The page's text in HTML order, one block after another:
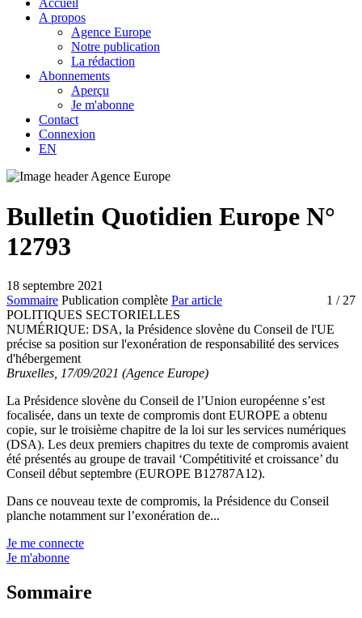
Accueil
A propos
Agence Europe
Notre publication
La rédaction
Abonnements
Aperçu
Je m'abonne
Contact
Connexion
EN
Bulletin Quotidien Europe N°
12793
18 septembre 2021
Sommaire Publication complète Par article 1 / 27
POLITIQUES SECTORIELLES
NUMÉRIQUE: DSA, la Présidence slovène du Conseil de l'UE
précise sa position sur l'exonération de responsabilité des services
d'hébergement
Bruxelles, 17/09/2021 (Agence Europe)
La Présidence slovène du Conseil de l’Union européenne s’est
focalisée, dans un texte de compromis dont EUROPE a obtenu
copie, sur le troisième chapitre de la loi sur les services numériques
(DSA). Les deux premiers chapitres du texte de compromis avaient
été présentés au groupe de travail ‘Compétitivité et croissance’ du
Conseil début septembre (EUROPE B12787A12).
Dans ce nouveau texte de compromis, la Présidence du Conseil
planche notamment sur l’exonération de...
Je me connecte
Je m'abonne
Sommaire